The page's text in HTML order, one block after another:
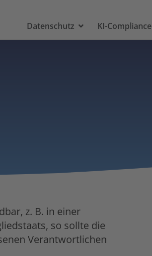
Datenschutz KI-Compliance
z. B. in einer
so sollte die
Verantwortlichen